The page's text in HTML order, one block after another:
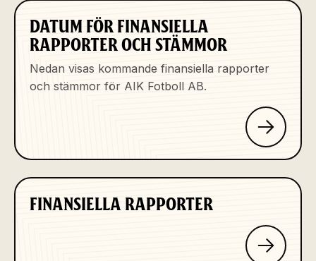
DATUM FÖR FINANSIELLA
RAPPORTER OCH STÄMMOR
Nedan visas kommande finansiella rapporter
och stämmor för AIK Fotboll AB.
FINANSIELLA RAPPORTER